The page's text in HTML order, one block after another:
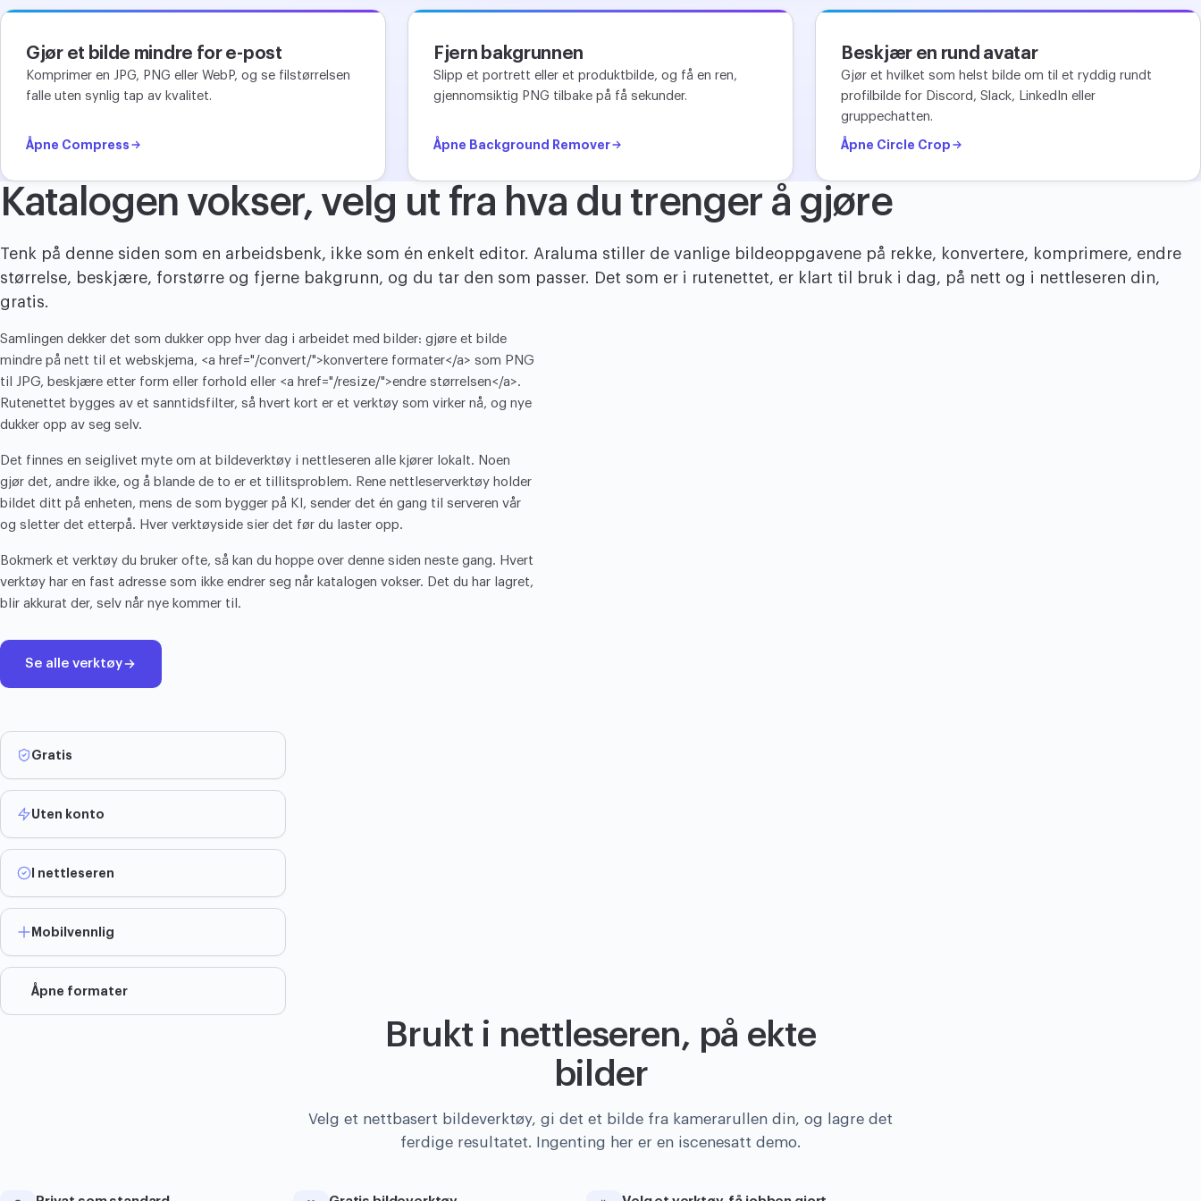
Gjør et bilde mindre for e-post
Komprimer en JPG, PNG eller WebP, og se filstørrelsen
falle uten synlig tap av kvalitet.
Åpne Compress
Fjern bakgrunnen
Slipp et portrett eller et produktbilde, og få en ren,
gjennomsiktig PNG tilbake på få sekunder.
Åpne Background Remover
Beskjær en rund avatar
Gjør et hvilket som helst bilde om til et ryddig rundt
profilbilde for Discord, Slack, LinkedIn eller
gruppechatten.
Åpne Circle Crop
Katalogen vokser, velg ut fra hva du trenger å gjøre
Tenk på denne siden som en arbeidsbenk, ikke som én enkelt editor. Araluma stiller de vanlige bildeoppgavene på rekke, konvertere, komprimere, endre
størrelse, beskjære, forstørre og fjerne bakgrunn, og du tar den som passer. Det som er i rutenettet, er klart til bruk i dag, på nett og i nettleseren din,
gratis.
Samlingen dekker det som dukker opp hver dag i arbeidet med bilder: gjøre et bilde
mindre på nett til et webskjema, <a href="/convert/">konvertere formater</a> som PNG
til JPG, beskjære etter form eller forhold eller <a href="/resize/">endre størrelsen</a>.
Rutenettet bygges av et sanntidsfilter, så hvert kort er et verktøy som virker nå, og nye
dukker opp av seg selv.
Det finnes en seiglivet myte om at bildeverktøy i nettleseren alle kjører lokalt. Noen
gjør det, andre ikke, og å blande de to er et tillitsproblem. Rene nettleserverktøy holder
bildet ditt på enheten, mens de som bygger på KI, sender det én gang til serveren vår
og sletter det etterpå. Hver verktøyside sier det før du laster opp.
Bokmerk et verktøy du bruker ofte, så kan du hoppe over denne siden neste gang. Hvert
verktøy har en fast adresse som ikke endrer seg når katalogen vokser. Det du har lagret,
blir akkurat der, selv når nye kommer til.
Se alle verktøy
Gratis
Uten konto
I nettleseren
Mobilvennlig
Åpne formater
Brukt i nettleseren, på ekte
bilder
Velg et nettbasert bildeverktøy, gi det et bilde fra kamerarullen din, og lagre det
ferdige resultatet. Ingenting her er en iscenesatt demo.